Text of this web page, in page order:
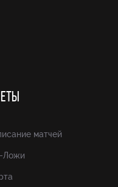
матчей
Ложи